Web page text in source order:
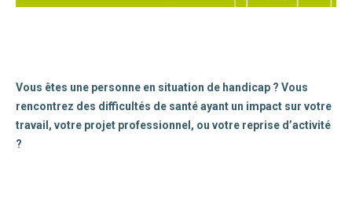
Vous êtes une personne en situation de handicap ? Vous
rencontrez des difficultés de santé ayant un impact sur votre
travail, votre projet professionnel, ou votre reprise d’activité
?